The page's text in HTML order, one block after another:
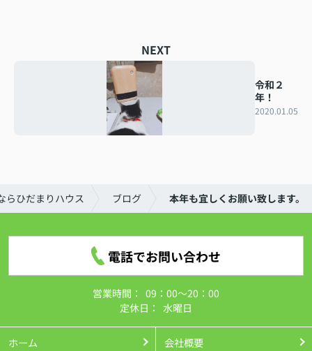
NEXT
令和２
年！
2020.01.05
らひだまりハウス ブログ 本年も宜しくお願い致します。
電話でお問い合わせ
営業時間： 09：00～20：00
定休日： 水曜日
ホーム 会社概要